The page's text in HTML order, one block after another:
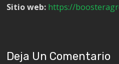
Sitio web: https://
Deja Un Comentario